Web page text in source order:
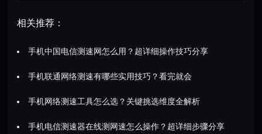
相关推荐：
手机中国电信测速网怎么用？超详细操作技巧分享
手机联通网络测速有哪些实用技巧？看完就会
手机网络测速工具怎么选？关键挑选维度全解析
手机电信测速器在线测网速怎么操作？超详细步骤分享